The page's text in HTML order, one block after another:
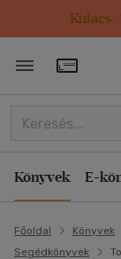
Kulacs
Könyvek E-
Főoldal Könyvek
Segédkönyvek